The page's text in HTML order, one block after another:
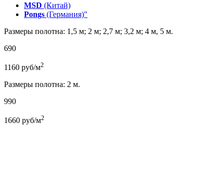
MSD (Китай)
Pongs (Германия)"
Размеры полотна: 1,5 м; 2 м; 2,7 м; 3,2 м; 4 м, 5 м.
690
1160 руб/м2
Размеры полотна: 2 м.
990
1660 руб/м2